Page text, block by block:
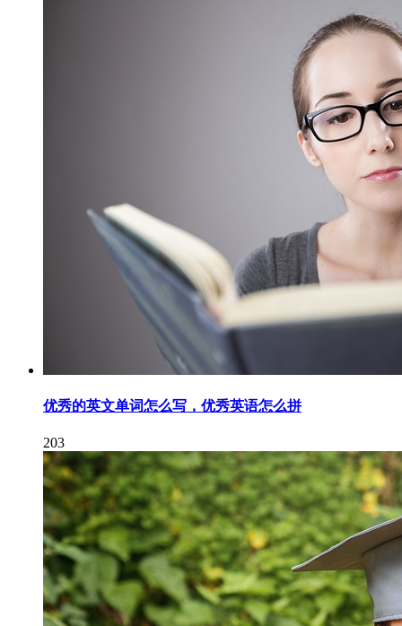
优秀的英文单词怎么写，优秀英语怎么拼
203